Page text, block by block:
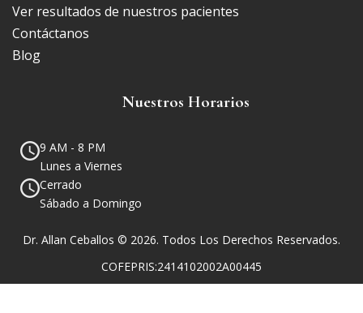
Ver resultados de nuestros pacientes
Contáctanos
Blog
Nuestros Horarios
9 AM - 8 PM
Lunes a Viernes
Cerrado
Sábado a Domingo
Dr. Allan Ceballos © 2026. Todos Los Derechos Reservados.
COFEPRIS:2414102002A00445